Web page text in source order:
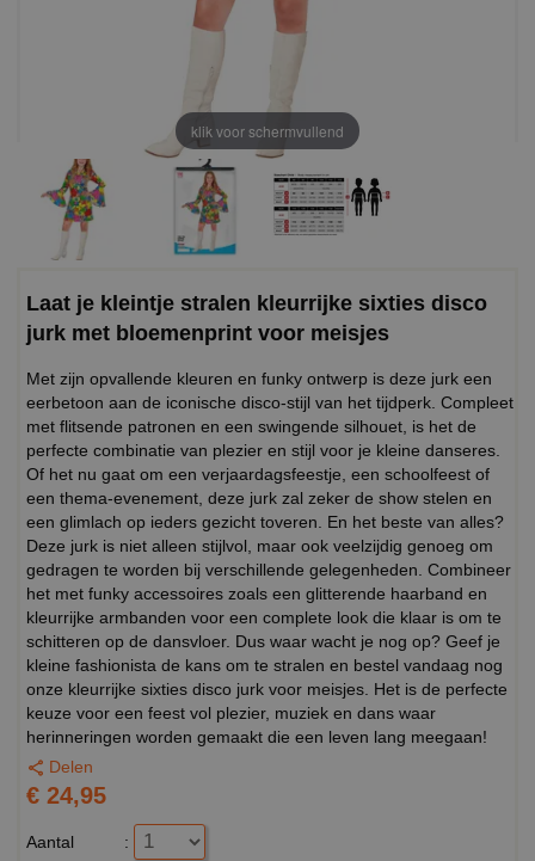
klik voor schermvullend
Laat je kleintje stralen kleurrijke sixties disco
jurk met bloemenprint voor meisjes
Met zijn opvallende kleuren en funky ontwerp is deze jurk een
eerbetoon aan de iconische disco-stijl van het tijdperk. Compleet
met flitsende patronen en een swingende silhouet, is het de
perfecte combinatie van plezier en stijl voor je kleine danseres.
Of het nu gaat om een verjaardagsfeestje, een schoolfeest of
een thema-evenement, deze jurk zal zeker de show stelen en
een glimlach op ieders gezicht toveren. En het beste van alles?
Deze jurk is niet alleen stijlvol, maar ook veelzijdig genoeg om
gedragen te worden bij verschillende gelegenheden. Combineer
het met funky accessoires zoals een glitterende haarband en
kleurrijke armbanden voor een complete look die klaar is om te
schitteren op de dansvloer. Dus waar wacht je nog op? Geef je
kleine fashionista de kans om te stralen en bestel vandaag nog
onze kleurrijke sixties disco jurk voor meisjes. Het is de perfecte
keuze voor een feest vol plezier, muziek en dans waar
herinneringen worden gemaakt die een leven lang meegaan!
Delen
€ 24,95
Aantal :